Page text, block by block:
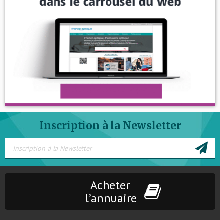
Inscription à la Newsletter
Acheter
l’annuaire